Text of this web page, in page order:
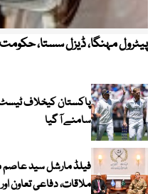
پیٹرول مہنگا، ڈیزل سستا،
سامنے آ گیا
فیلڈ مارشل سید عاصم
ملاقات، دفاعی تعاون